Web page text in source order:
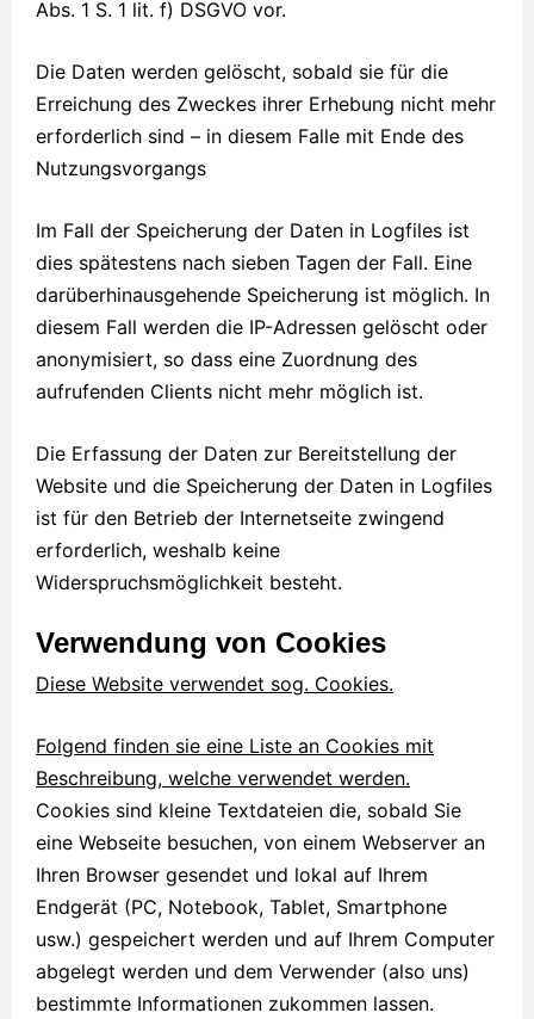
Abs. 1 S. 1 lit. f) DSGVO vor.
Die Daten werden gelöscht, sobald sie für die
Erreichung des Zweckes ihrer Erhebung nicht mehr
erforderlich sind – in diesem Falle mit Ende des
Nutzungsvorgangs
Im Fall der Speicherung der Daten in Logfiles ist
dies spätestens nach sieben Tagen der Fall. Eine
darüberhinausgehende Speicherung ist möglich. In
diesem Fall werden die IP-Adressen gelöscht oder
anonymisiert, so dass eine Zuordnung des
aufrufenden Clients nicht mehr möglich ist.
Die Erfassung der Daten zur Bereitstellung der
Website und die Speicherung der Daten in Logfiles
ist für den Betrieb der Internetseite zwingend
erforderlich, weshalb keine
Widerspruchsmöglichkeit besteht.
Verwendung von Cookies
Diese Website verwendet sog. Cookies.
Folgend finden sie eine Liste an Cookies mit
Beschreibung, welche verwendet werden.
Cookies sind kleine Textdateien die, sobald Sie
eine Webseite besuchen, von einem Webserver an
Ihren Browser gesendet und lokal auf Ihrem
Endgerät (PC, Notebook, Tablet, Smartphone
usw.) gespeichert werden und auf Ihrem Computer
abgelegt werden und dem Verwender (also uns)
bestimmte Informationen zukommen lassen.